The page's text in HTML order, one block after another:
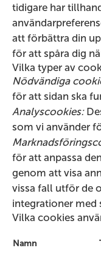
tidigare har
att förbättra din
för att spåra dig
Vilka typer av
Nödvändiga
för att sidan ska
Analyscookies:
som vi använder
för att anpassa
genom att visa
vissa fall utför de
integrationer med
Vilka cookies
Namn